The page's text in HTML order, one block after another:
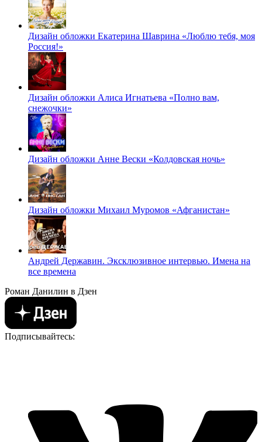
Дизайн обложки Екатерина Шаврина «Люблю тебя, моя
Россия!»
Дизайн обложки Алиса Игнатьева «Полно вам,
снежочки»
Дизайн обложки Анне Вески «Колдовская ночь»
Дизайн обложки Михаил Муромов «Афганистан»
Андрей Державин. Эксклюзивное интервью. Имена на
все времена
Роман Данилин в Дзен
Подписывайтесь: